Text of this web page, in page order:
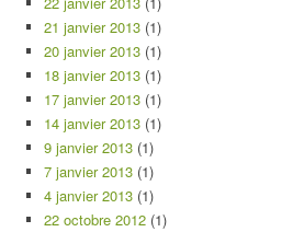
21 janvier 2013 (1)
20 janvier 2013 (1)
18 janvier 2013 (1)
17 janvier 2013 (1)
14 janvier 2013 (1)
9 janvier 2013 (1)
7 janvier 2013 (1)
4 janvier 2013 (1)
22 octobre 2012 (1)